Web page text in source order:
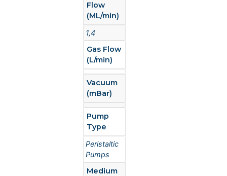
Flow
(ML/min)
1,4
Gas Flow
(L/min)
Vacuum
(mBar)
Pump
Type
Peristaltic
Pumps
Medium